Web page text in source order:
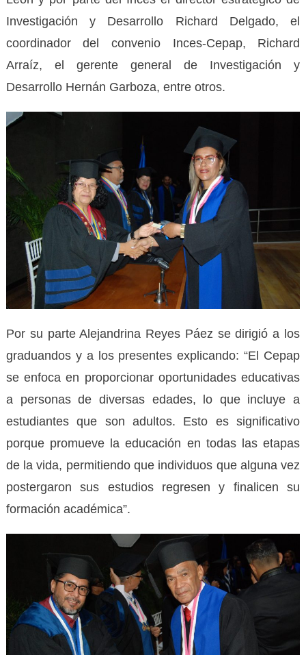
Investigación y Desarrollo Richard Delgado, el
coordinador del convenio Inces-Cepap, Richard
Arraíz, el gerente general de Investigación y
Desarrollo Hernán Garboza, entre otros.
Por su parte Alejandrina Reyes Páez se dirigió a los
graduandos y a los presentes explicando: “El Cepap
se enfoca en proporcionar oportunidades educativas
a personas de diversas edades, lo que incluye a
estudiantes que son adultos. Esto es significativo
porque promueve la educación en todas las etapas
de la vida, permitiendo que individuos que alguna vez
postergaron sus estudios regresen y finalicen su
formación académica”.